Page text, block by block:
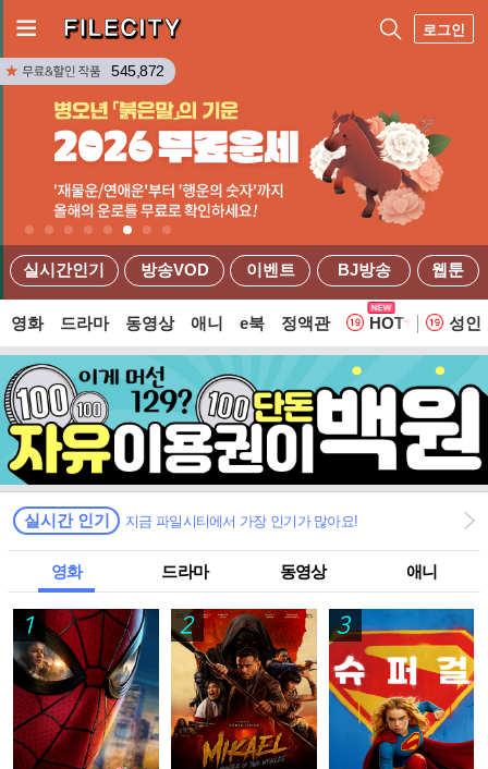
로그인
실시간인기 방송VOD 이벤트 BJ방송 웹툰
545,872
영화 드라마 동영상 애니 e북 정액관 HOT 웹
성인
실시간 인기 지금 파일시티에서 가장 인기가 많아요!
영화 드라마 동영상 애니
1 2 3